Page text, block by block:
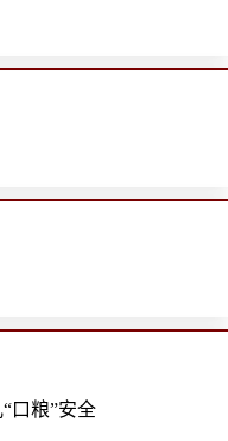
口粮”安全